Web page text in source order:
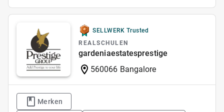
SELLWERK Trusted
REALSCHULEN
gardeniaestatesprestige
560066 Bangalore
Merken